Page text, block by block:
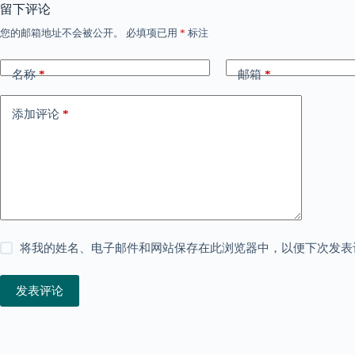
留下评论
您的邮箱地址不会被公开。 必填项已用 * 标注
名称* 邮箱*
添加评论 *
将我的姓名、电子邮件和网站保存在此浏览器中，以便下次发表
发表评论